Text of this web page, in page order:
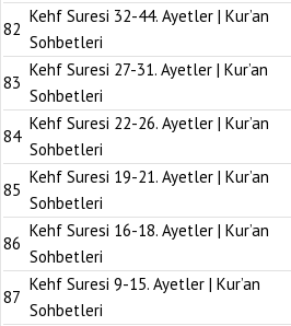
82
Kehf Suresi 32-44. Ayetler | Kur’an
Sohbetleri
83
Kehf Suresi 27-31. Ayetler | Kur’an
Sohbetleri
84
Kehf Suresi 22-26. Ayetler | Kur’an
Sohbetleri
85
Kehf Suresi 19-21. Ayetler | Kur’an
Sohbetleri
86
Kehf Suresi 16-18. Ayetler | Kur’an
Sohbetleri
87
Kehf Suresi 9-15. Ayetler | Kur’an
Sohbetleri